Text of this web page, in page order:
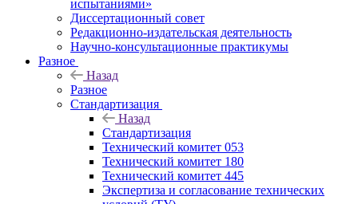
испытаниями»
Диссертационный совет
Редакционно-издательская деятельность
Научно-консультационные практикумы
Разное
Назад
Разное
Стандартизация
Назад
Стандартизация
Технический комитет 053
Технический комитет 180
Технический комитет 445
Экспертиза и согласование технических